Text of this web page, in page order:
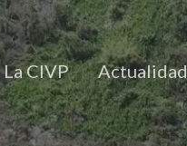
La CIVP Actualidad